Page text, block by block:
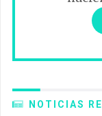
NOTICIAS